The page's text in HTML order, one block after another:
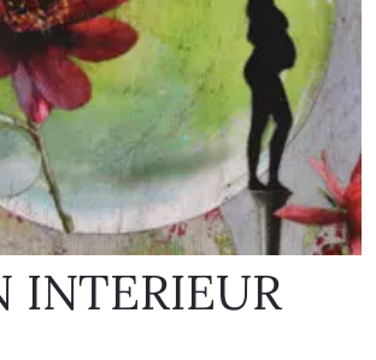
INTERIEUR